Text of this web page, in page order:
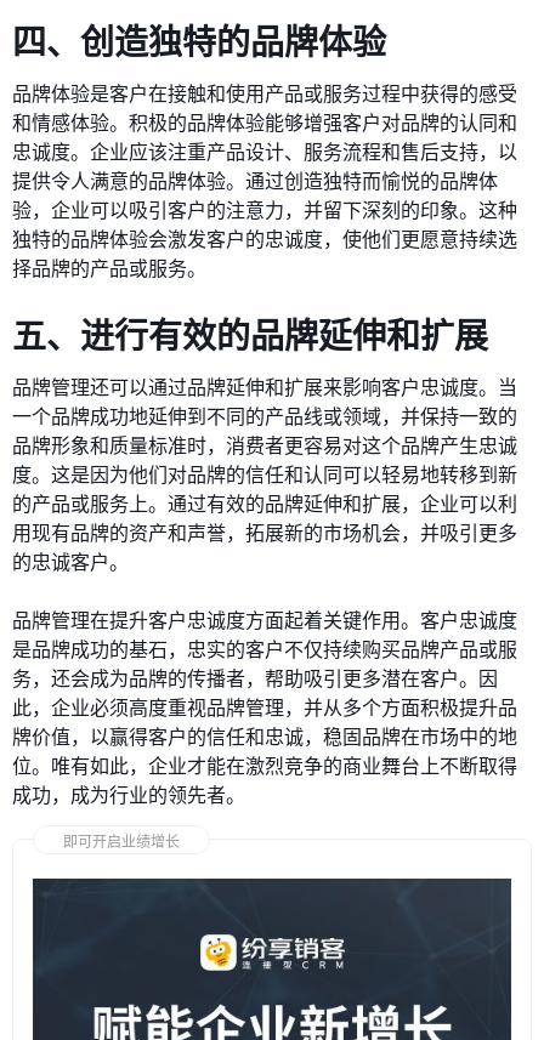
四、创造独特的品牌体验
品牌体验是客户在接触和使用产品或服务过程中获得的感受
和情感体验。积极的品牌体验能够增强客户对品牌的认同和
忠诚度。企业应该注重产品设计、服务流程和售后支持，以
提供令人满意的品牌体验。通过创造独特而愉悦的品牌体
验，企业可以吸引客户的注意力，并留下深刻的印象。这种
独特的品牌体验会激发客户的忠诚度，使他们更愿意持续选
择品牌的产品或服务。
五、进行有效的品牌延伸和扩展
品牌管理还可以通过品牌延伸和扩展来影响客户忠诚度。当
一个品牌成功地延伸到不同的产品线或领域，并保持一致的
品牌形象和质量标准时，消费者更容易对这个品牌产生忠诚
度。这是因为他们对品牌的信任和认同可以轻易地转移到新
的产品或服务上。通过有效的品牌延伸和扩展，企业可以利
用现有品牌的资产和声誉，拓展新的市场机会，并吸引更多
的忠诚客户。
品牌管理在提升客户忠诚度方面起着关键作用。客户忠诚度
是品牌成功的基石，忠实的客户不仅持续购买品牌产品或服
务，还会成为品牌的传播者，帮助吸引更多潜在客户。因
此，企业必须高度重视品牌管理，并从多个方面积极提升品
牌价值，以赢得客户的信任和忠诚，稳固品牌在市场中的地
位。唯有如此，企业才能在激烈竞争的商业舞台上不断取得
成功，成为行业的领先者。
即可开启业绩增长